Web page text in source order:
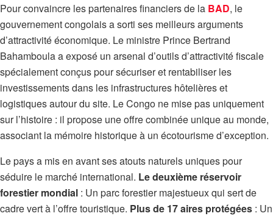
Pour convaincre les partenaires financiers de la BAD, le
gouvernement congolais a sorti ses meilleurs arguments
d’attractivité économique. Le ministre Prince Bertrand
Bahamboula a exposé un arsenal d’outils d’attractivité fiscale
spécialement conçus pour sécuriser et rentabiliser les
investissements dans les infrastructures hôtelières et
logistiques autour du site. Le Congo ne mise pas uniquement
sur l’histoire : il propose une offre combinée unique au monde,
associant la mémoire historique à un écotourisme d’exception.
Le pays a mis en avant ses atouts naturels uniques pour
séduire le marché international. Le deuxième réservoir
forestier mondial : Un parc forestier majestueux qui sert de
cadre vert à l’offre touristique. Plus de 17 aires protégées : Un